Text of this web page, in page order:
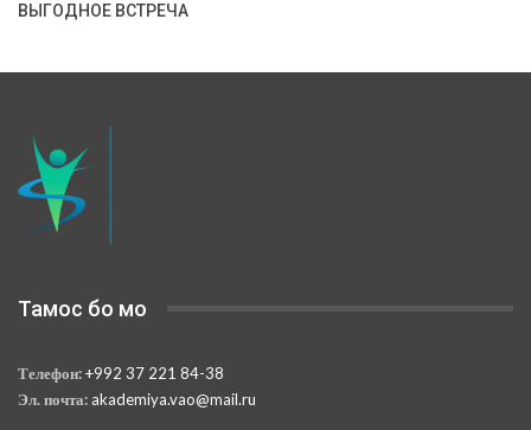
ВЫГОДНОЕ ВСТРЕЧА
Тамос бо мо
Телефон:+992 37 221 84-38
Эл. почта: akademiya.vao@mail.ru